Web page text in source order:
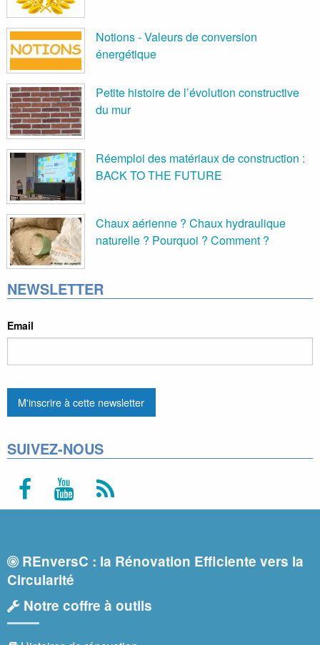
Notions - Valeurs de conversion
énergétique
Petite histoire de l’évolution constructive
du mur
Réemploi des matériaux de construction :
BACK TO THE FUTURE
Chaux aérienne ? Chaux hydraulique
naturelle ? Pourquoi ? Comment ?
NEWSLETTER
Email
SUIVEZ-NOUS
REnversC : la Rénovation Efficiente vers la
Circularité
Notre coffre à outils